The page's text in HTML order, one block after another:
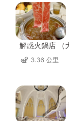
解惑火鍋店 （
3.36 公里